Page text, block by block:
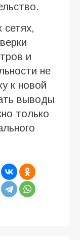
и
не
к новой
выводы
только